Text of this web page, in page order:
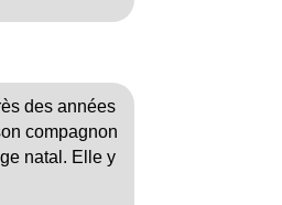
des années
compagnon
natal. Elle y